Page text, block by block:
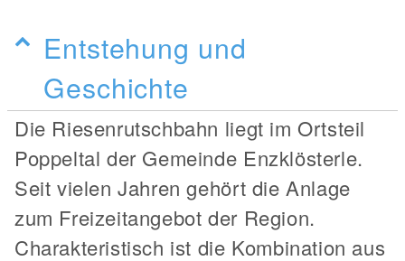
Entstehung und
Geschichte
Die Riesenrutschbahn liegt im Ortsteil
Poppeltal der Gemeinde Enzklösterle.
Seit vielen Jahren gehört die Anlage
zum Freizeitangebot der Region.
Charakteristisch ist die Kombination aus